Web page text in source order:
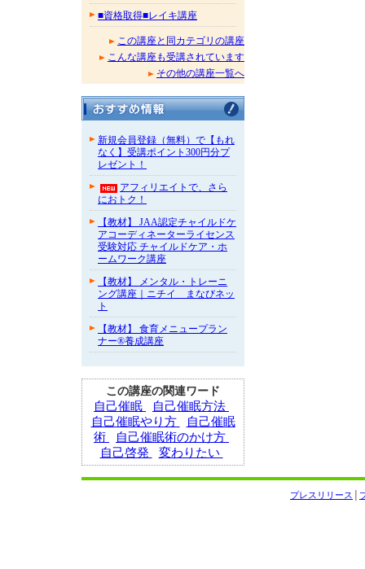
■資格取得■レイキ講座
この講座と同カテゴリの講座
こんな講座も受講されています
その他の講座一覧へ
新規会員登録（無料）で【もれ
なく】受講ポイント300円分プ
レゼント！
アフィリエイトで、さら
におトク！
【教材】 JAA認定チャイルドケ
アコーディネーターライセンス
受験対応 チャイルドケア・ホ
ームワーク講座
【教材】 メンタル・トレーニ
ング講座｜ニチイ まなびネッ
ト
【教材】 食育メニュープラン
ナー®養成講座
この講座の関連ワード
自己催眠
自己催眠方法
自己催眠やり方
自己催眠
術
自己催眠術のかけ方
自己啓発
変わりたい
プレスリリース